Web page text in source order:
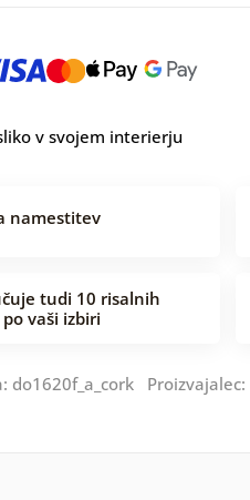
v svojem interierju
namestitev
tudi 10 risalnih
vaši izbiri
do1620f_a_cork Proizvajalec: